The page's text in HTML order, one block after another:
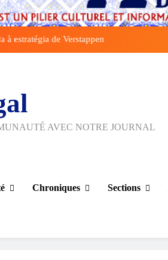
AVEC NOTRE JOURNAL
Chroniques Sections